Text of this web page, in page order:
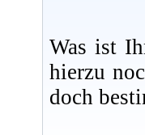
Was ist
hierzu
doch